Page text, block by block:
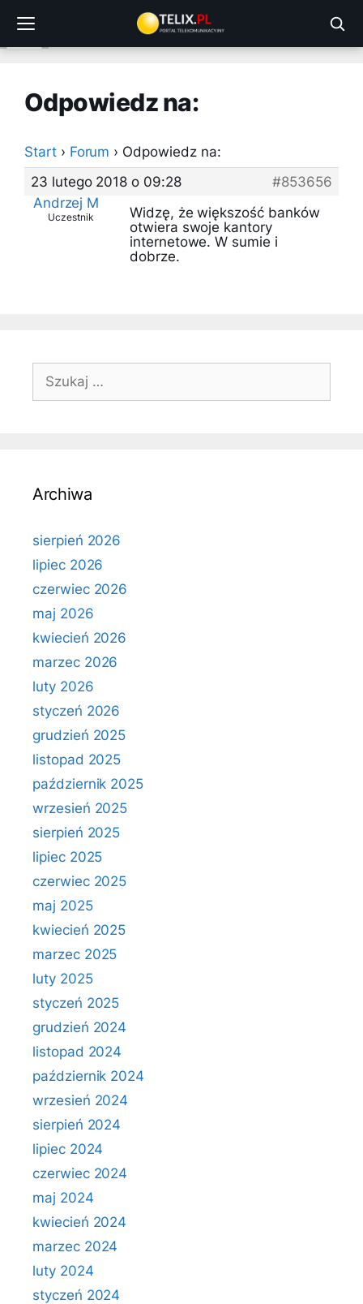
treści
Odpowiedz na:
Start › Forum › Odpowiedz na:
23 lutego 2018 o 09:28
#853656
Andrzej M
Uczestnik
Widzę, że większość banków
otwiera swoje kantory
internetowe. W sumie i
dobrze.
Szukaj:
Archiwa
sierpień 2026
lipiec 2026
czerwiec 2026
maj 2026
kwiecień 2026
marzec 2026
luty 2026
styczeń 2026
grudzień 2025
listopad 2025
październik 2025
wrzesień 2025
sierpień 2025
lipiec 2025
czerwiec 2025
maj 2025
kwiecień 2025
marzec 2025
luty 2025
styczeń 2025
grudzień 2024
listopad 2024
październik 2024
wrzesień 2024
sierpień 2024
lipiec 2024
czerwiec 2024
maj 2024
kwiecień 2024
marzec 2024
luty 2024
styczeń 2024